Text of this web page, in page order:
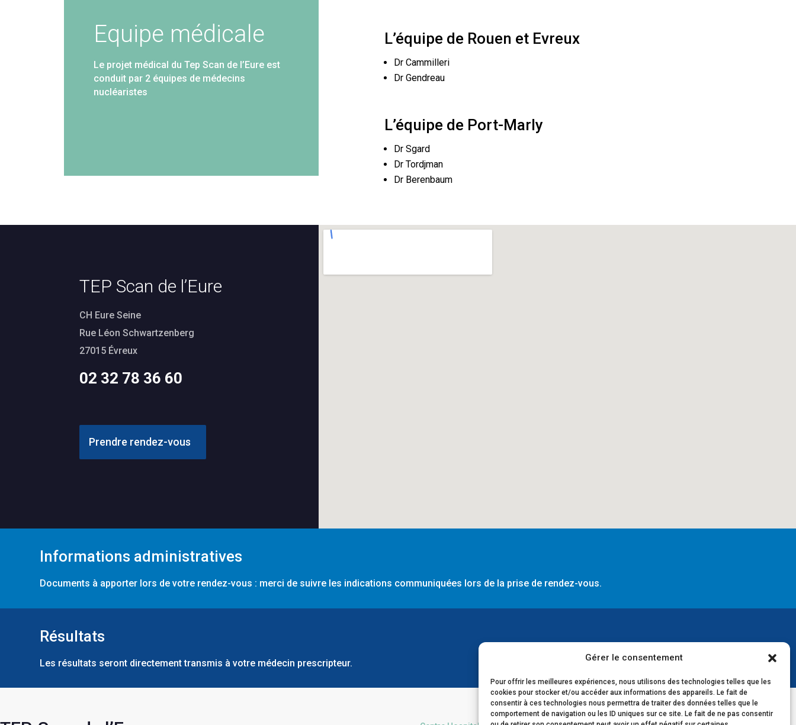
Gérer le consentement
Pour offrir les meilleures expériences, nous utilisons des technologies telles que les
cookies pour stocker et/ou accéder aux informations des appareils. Le fait de
consentir à ces technologies nous permettra de traiter des données telles que le
comportement de navigation ou les ID uniques sur ce site. Le fait de ne pas consentir
Equipe médicale
Le projet médical du Tep Scan de l’Eure est
conduit par 2 équipes de médecins
nucléaristes
L’équipe de Rouen et Evreux
Dr Cammilleri
Dr Gendreau
L’équipe de Port-Marly
Dr Sgard
Dr Tordjman
Dr Berenbaum
TEP Scan de l’Eure
CH Eure Seine
Rue Léon Schwartzenberg
27015 Évreux
02 32 78 36 60
Prendre rendez-vous
Informations administratives
Documents à apporter lors de votre rendez-vous : merci de suivre les indications communiquées lors de la prise de rendez-vous.
Résultats
Les résultats seront directement transmis à votre médecin prescripteur.